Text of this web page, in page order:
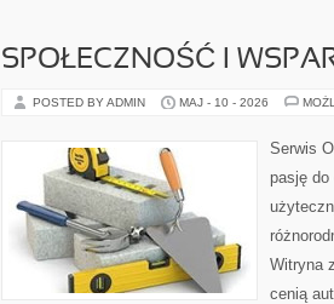
SPOŁECZNOŚĆ I
POSTED BY ADMIN MAJ - 10 - 2026
Serwis
pasję do
Witryna
cenią